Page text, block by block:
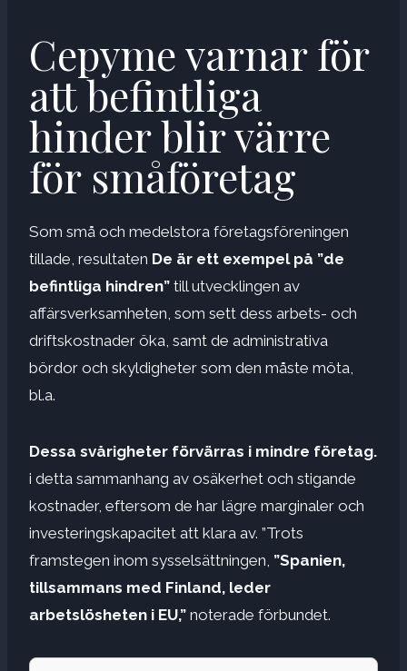
Cepyme varnar för
att befintliga
hinder blir värre
för småföretag
Som små och medelstora företagsföreningen
tillade, resultaten De är ett exempel på ”de
befintliga hindren” till utvecklingen av
affärsverksamheten, som sett dess arbets- och
driftskostnader öka, samt de administrativa
bördor och skyldigheter som den måste möta,
bl.a.
Dessa svårigheter förvärras i mindre företag.
i detta sammanhang av osäkerhet och stigande
kostnader, eftersom de har lägre marginaler och
investeringskapacitet att klara av. ”Trots
framstegen inom sysselsättningen, ”Spanien,
tillsammans med Finland, leder
arbetslösheten i EU,” noterade förbundet.